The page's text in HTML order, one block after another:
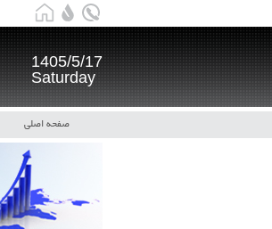
1405/5/17
Saturday
صفحه اصلی